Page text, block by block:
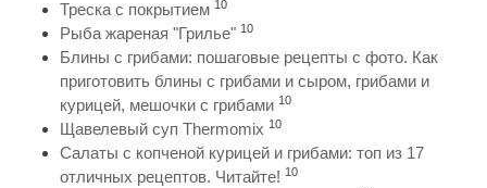
Треска с покрытием 10
Рыба жареная "Грилье" 10
Блины с грибами: пошаговые рецепты с фото. Как
приготовить блины с грибами и сыром, грибами и
курицей, мешочки с грибами 10
Щавелевый суп Thermomix 10
Салаты с копченой курицей и грибами: топ из 17
отличных рецептов. Читайте! 10